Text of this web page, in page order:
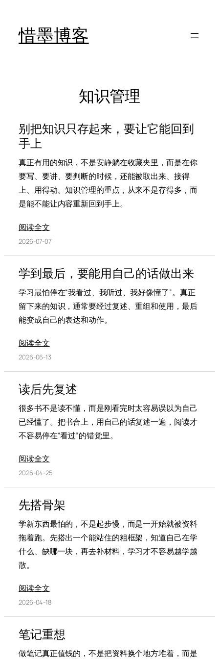
惜墨博客
知识管理
别把知识只存起来，要让它能回到
手上
真正有用的知识，不是安静躺在收藏夹里，而是在你
要写、要讲、要判断的时候，还能被取出来、接得
上、用得动。知识管理的重点，从来不是存得多，而
是能不能让内容重新回到手上。
阅读全文
2026-07-07
学到最后，要能用自己的话做出来
学习最怕停在“我看过、我听过、我好像懂了”。真正
留下来的知识，通常要经过复述、重组和使用，最后
能变成自己的表达和动作。
阅读全文
2026-06-13
读后先复述
很多书不是读不懂，而是刚看完时太容易误以为自己
已经懂了。把书合上，用自己的话复述一遍，阅读才
不容易停在“看过”的错觉里。
阅读全文
2026-04-25
先搭骨架
学新东西最怕的，不是起步慢，而是一开始就被资料
拖着跑。先搭出一个能站住的粗框架，知道自己在学
什么、缺哪一块，再去补材料，学习才不容易越学越
散。
阅读全文
2026-04-18
笔记重想
做笔记真正值钱的，不是把资料换个地方堆着，而是